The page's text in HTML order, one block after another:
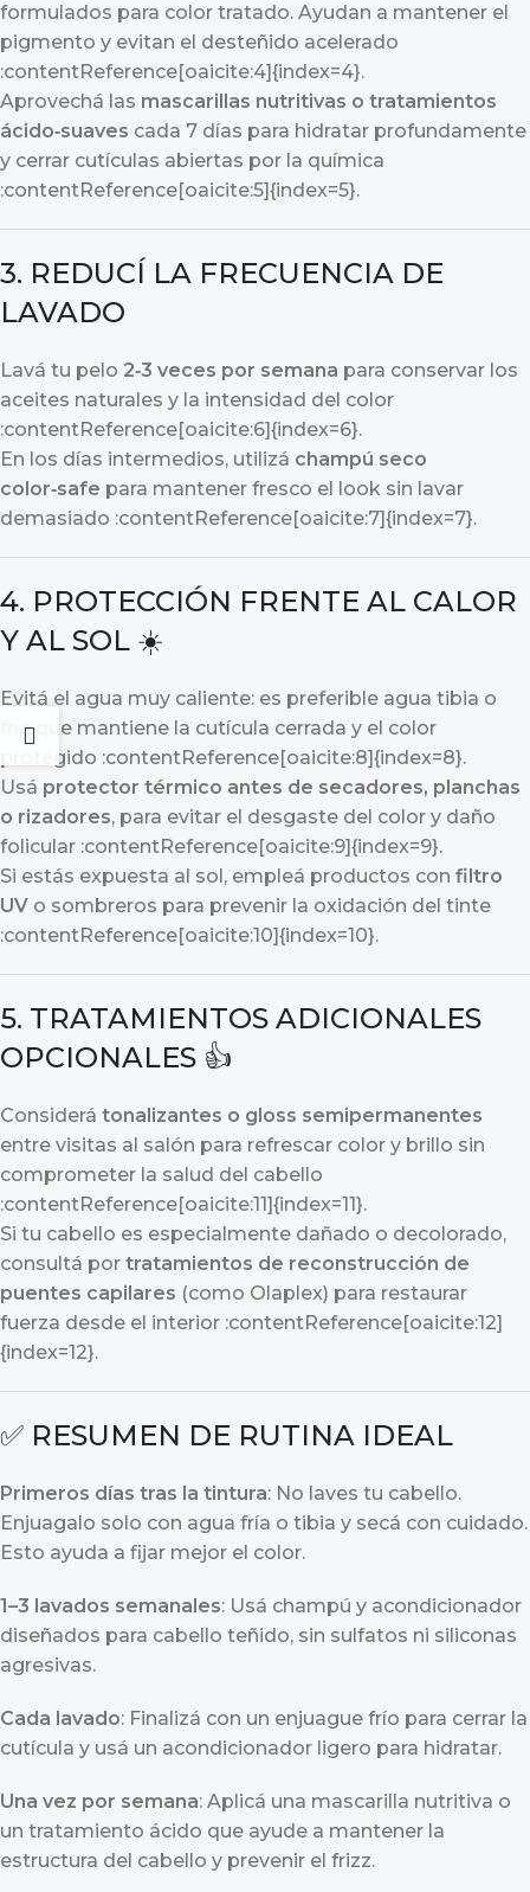
formulados para color tratado. Ayudan a mantener el
pigmento y evitan el desteñido acelerado
:contentReference[oaicite:4]{index=4}.
Aprovechá las mascarillas nutritivas o tratamientos
ácido‑suaves cada 7 días para hidratar profundamente
y cerrar cutículas abiertas por la química
:contentReference[oaicite:5]{index=5}.
3. REDUCÍ LA FRECUENCIA DE
LAVADO
Lavá tu pelo 2‑3 veces por semana para conservar los
aceites naturales y la intensidad del color
:contentReference[oaicite:6]{index=6}.
En los días intermedios, utilizá champú seco
color‑safe para mantener fresco el look sin lavar
demasiado :contentReference[oaicite:7]{index=7}.
4. PROTECCIÓN FRENTE AL CALOR
Y AL SOL ☀️
Evitá el agua muy caliente: es preferible agua tibia o
fría que mantiene la cutícula cerrada y el color
protegido :contentReference[oaicite:8]{index=8}.
Usá protector térmico antes de secadores, planchas
o rizadores, para evitar el desgaste del color y daño
folicular :contentReference[oaicite:9]{index=9}.
Si estás expuesta al sol, empleá productos con filtro
UV o sombreros para prevenir la oxidación del tinte
:contentReference[oaicite:10]{index=10}.
5. TRATAMIENTOS ADICIONALES
OPCIONALES 👍
Considerá tonalizantes o gloss semipermanentes
entre visitas al salón para refrescar color y brillo sin
comprometer la salud del cabello
:contentReference[oaicite:11]{index=11}.
Si tu cabello es especialmente dañado o decolorado,
consultá por tratamientos de reconstrucción de
puentes capilares (como Olaplex) para restaurar
fuerza desde el interior :contentReference[oaicite:12]
{index=12}.
✅ RESUMEN DE RUTINA IDEAL
Primeros días tras la tintura: No laves tu cabello.
Enjuagalo solo con agua fría o tibia y secá con cuidado.
Esto ayuda a fijar mejor el color.
1–3 lavados semanales: Usá champú y acondicionador
diseñados para cabello teñido, sin sulfatos ni siliconas
agresivas.
Cada lavado: Finalizá con un enjuague frío para cerrar la
cutícula y usá un acondicionador ligero para hidratar.
Una vez por semana: Aplicá una mascarilla nutritiva o
un tratamiento ácido que ayude a mantener la
estructura del cabello y prevenir el frizz.